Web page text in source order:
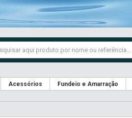
Acessórios Fundeio e Amarração